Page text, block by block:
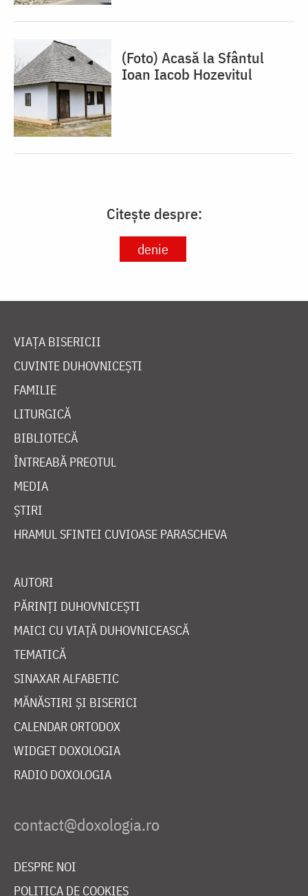
(Foto) Acasă la Sfântul
Ioan Iacob Hozevitul
Citește despre:
denie
VIAȚA BISERICII
CUVINTE DUHOVNICEȘTI
FAMILIE
LITURGICĂ
BIBLIOTECĂ
ÎNTREABĂ PREOTUL
MEDIA
ȘTIRI
HRAMUL SFINTEI CUVIOASE PARASCHEVA
AUTORI
PĂRINȚI DUHOVNICEȘTI
MAICI CU VIAȚĂ DUHOVNICEASCĂ
TEMATICĂ
SINAXAR ALFABETIC
MĂNĂSTIRI ȘI BISERICI
CALENDAR ORTODOX
WIDGET DOXOLOGIA
RADIO DOXOLOGIA
DESPRE NOI
POLITICA DE COOKIES